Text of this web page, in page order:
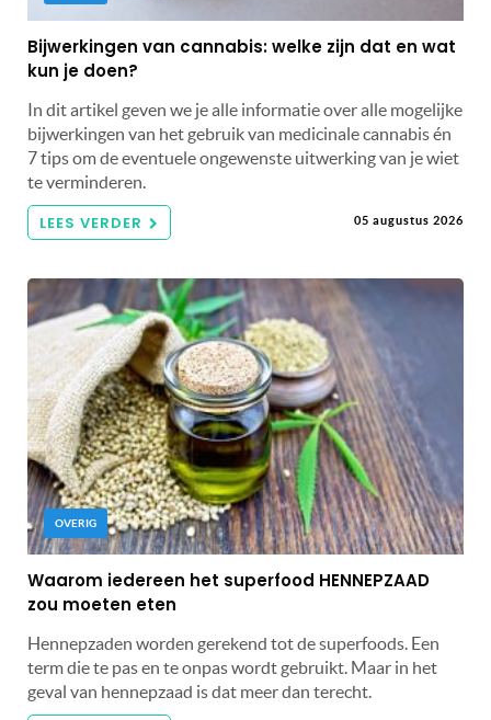
Bijwerkingen van cannabis: welke zijn dat en wat
kun je doen?
In dit artikel geven we je alle informatie over alle mogelijke
bijwerkingen van het gebruik van medicinale cannabis én
7 tips om de eventuele ongewenste uitwerking van je wiet
te verminderen.
LEES VERDER 05 augustus 2026
OVERIG
Waarom iedereen het superfood HENNEPZAAD
zou moeten eten
Hennepzaden worden gerekend tot de superfoods. Een
term die te pas en te onpas wordt gebruikt. Maar in het
geval van hennepzaad is dat meer dan terecht.